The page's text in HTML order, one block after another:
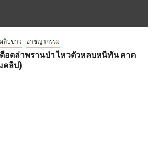
คลิปข่าว อาชญากรรม
อดล่าพรานป่า ไหวตัวหลบหนีทัน คาด
คลิป)